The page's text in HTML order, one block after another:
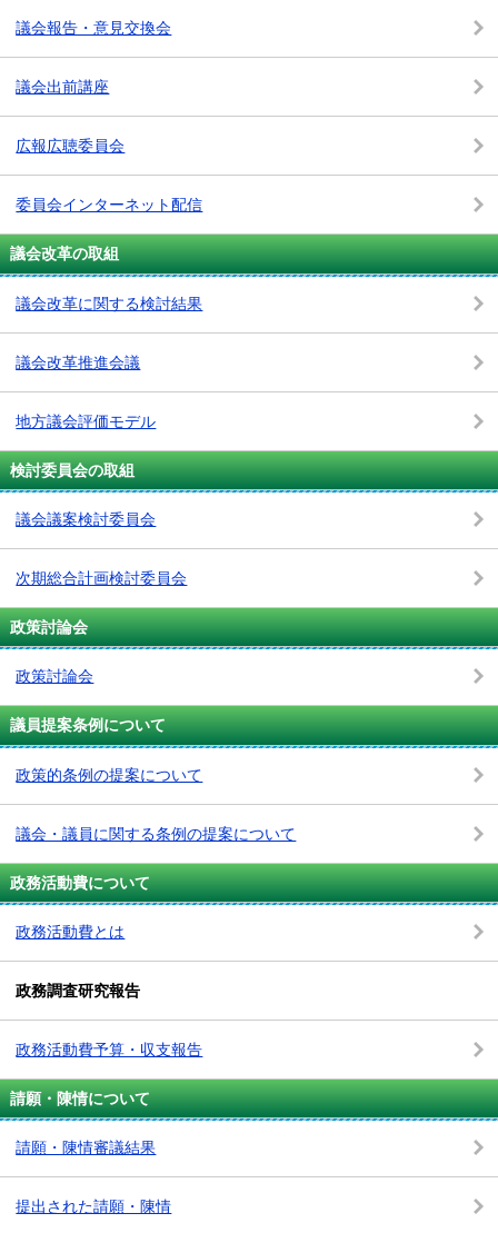
議会報告・意見交換会
議会出前講座
広報広聴委員会
委員会インターネット配信
議会改革の取組
議会改革に関する検討結果
議会改革推進会議
地方議会評価モデル
検討委員会の取組
議会議案検討委員会
次期総合計画検討委員会
政策討論会
政策討論会
議員提案条例について
政策的条例の提案について
議会・議員に関する条例の提案について
政務活動費について
政務活動費とは
政務調査研究報告
政務活動費予算・収支報告
請願・陳情について
請願・陳情審議結果
提出された請願・陳情